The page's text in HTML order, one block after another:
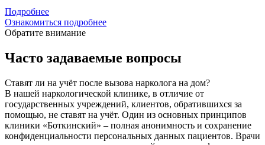
Подробнее
Ознакомиться подробнее
Обратите внимание
Часто задаваемые вопросы
Ставят ли на учёт после вызова нарколога на дом?
В нашей наркологической клинике, в отличие от
государственных учреждений, клиентов, обратившихся за
помощью, не ставят на учёт. Один из основных принципов
клиники «Боткинский» – полная анонимность и сохранение
конфиденциальности персональных данных пациентов. Врачи